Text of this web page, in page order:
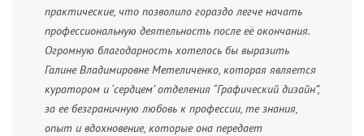
практические, что позволило гораздо легче начать
профессиональную деятельность после её окончания.
Огромную благодарность хотелось бы выразить
Галине Владимировне Метеличенко, которая является
куратором и ‘сердцем’ отделения “Графический дизайн”,
за ее безграничную любовь к профессии, те знания,
опыт и вдохновение, которые она передает